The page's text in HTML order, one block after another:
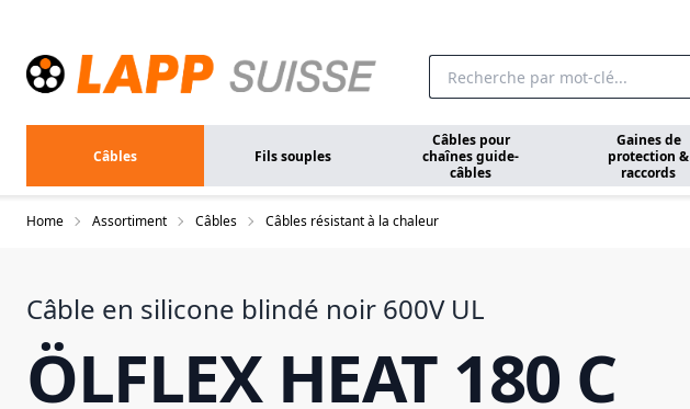
Câbles Fils souples
Câbles pour
chaînes guide-
câbles
Gaines de
protection &
raccords
Home Assortiment Câbles Câbles résistant à la chaleur
Câble en silicone blindé noir 600V UL
ÖLFLEX HEAT 180 C